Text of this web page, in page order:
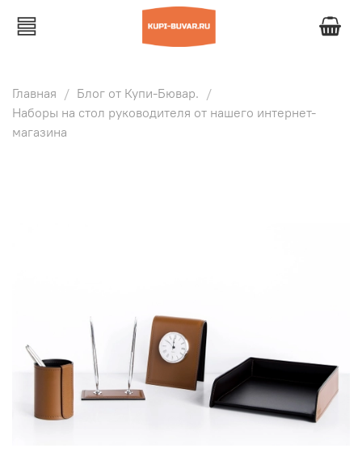
Главная
Блог от Купи-Бювар.
Наборы на стол руководителя от нашего интернет-
магазина